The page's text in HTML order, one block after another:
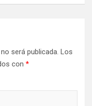
será publicada. Los
con *